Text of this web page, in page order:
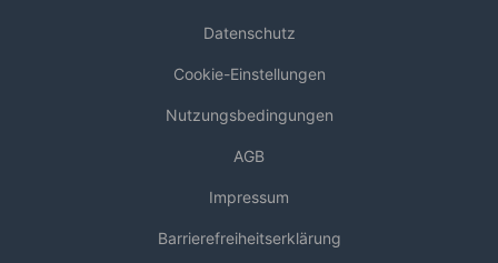
Datenschutz
Cookie-Einstellungen
Nutzungsbedingungen
AGB
Impressum
Barrierefreiheitserklärung